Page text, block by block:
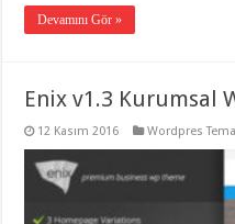
Devamını Gör »
Enix v1.3 Kurumsal
12 Kasım 2016 Wordpres